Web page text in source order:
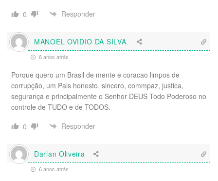
0
Responder
MANOEL OVIDIO DA SILVA.
6 anos atrás
Porque quero um Brasil de mente e coracao limpos de
corrupção, um Pais honesto, sincero, commpaz, justica,
segurança e principalmente o Senhor DEUS Todo Poderoso no
controle de TUDO e de TODOS.
0
Responder
Darlan Oliveira
6 anos atrás